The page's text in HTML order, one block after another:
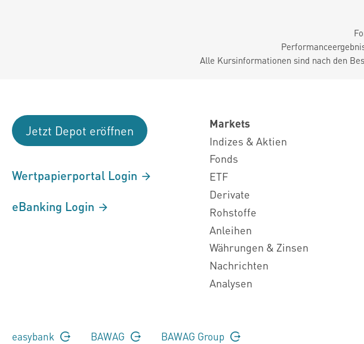
Alle Kursinformationen sind nach den
Jetzt Depot eröffnen
Wertpapierportal Login
eBanking Login
Markets
Indizes & Aktien
Fonds
ETF
Derivate
Rohstoffe
Anleihen
Währungen & Zinsen
Nachrichten
Analysen
easybank BAWAG BAWAG Group